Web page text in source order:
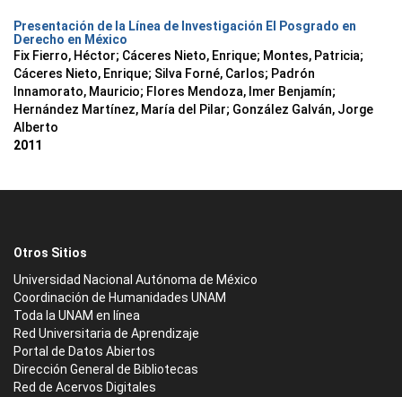
Presentación de la Línea de Investigación El Posgrado en
Derecho en México
Fix Fierro, Héctor; Cáceres Nieto, Enrique; Montes, Patricia;
Cáceres Nieto, Enrique; Silva Forné, Carlos; Padrón
Innamorato, Mauricio; Flores Mendoza, Imer Benjamín;
Hernández Martínez, María del Pilar; González Galván, Jorge
Alberto
2011
Otros Sitios
Universidad Nacional Autónoma de México
Coordinación de Humanidades UNAM
Toda la UNAM en línea
Red Universitaria de Aprendizaje
Portal de Datos Abiertos
Dirección General de Bibliotecas
Red de Acervos Digitales